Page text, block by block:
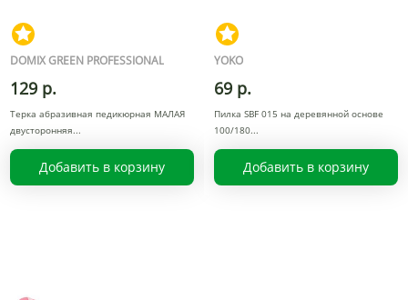
DOMIX GREEN PROFESSIONAL
129 р.
Терка абразивная педикюрная МАЛАЯ
двусторонняя
Добавить в корзину
YOKO
69 р.
Пилка SBF 015 на деревянной основе
100/180
Добавить в корзину